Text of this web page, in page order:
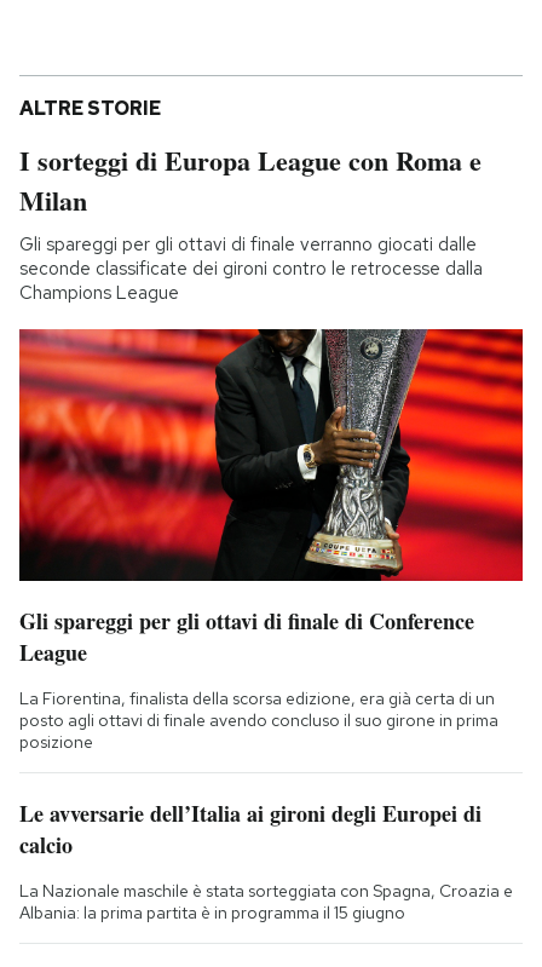
ALTRE STORIE
I sorteggi di Europa League con Roma e
Milan
Gli spareggi per gli ottavi di finale verranno giocati dalle
seconde classificate dei gironi contro le retrocesse dalla
Champions League
Gli spareggi per gli ottavi di finale di Conference
League
La Fiorentina, finalista della scorsa edizione, era già certa di un
posto agli ottavi di finale avendo concluso il suo girone in prima
posizione
Le avversarie dell’Italia ai gironi degli Europei di
calcio
La Nazionale maschile è stata sorteggiata con Spagna, Croazia e
Albania: la prima partita è in programma il 15 giugno